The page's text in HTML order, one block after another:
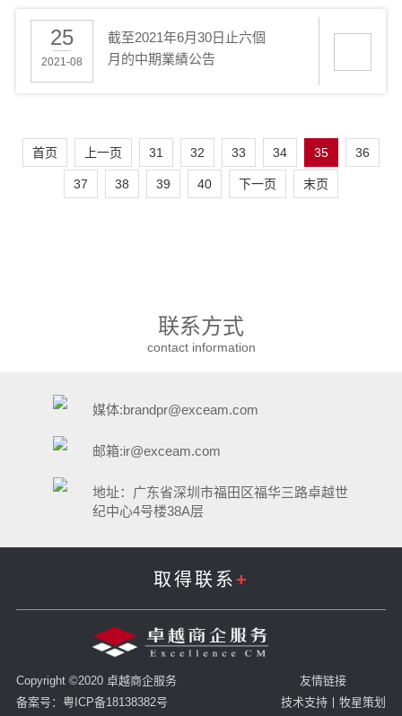
25
2021-08
截至2021年6月30日止六個
月的中期業績公告
首页 上一页 31 32 33 34 35 36
37 38 39 40 下一页 末页
联系方式
contact information
媒体:brandpr@exceam.com
邮箱:ir@exceam.com
地址：广东省深圳市福田区福华三路卓越世
纪中心4号楼38A层
取得联系+
Copyright ©2020 卓越商企服务
备案号：粤ICP备18138382号
友情链接
技术支持丨牧星策划